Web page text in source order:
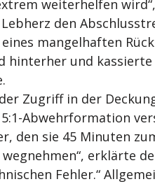
weiterhelfen
den
mangelhaften
hinterher und
Zugriff in der
Abwehrformation
den sie 45 Minuten
erklärte
Fehler.“